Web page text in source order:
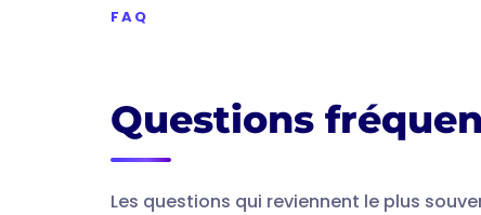
FAQ
Questions
Les questions qui reviennent le plus